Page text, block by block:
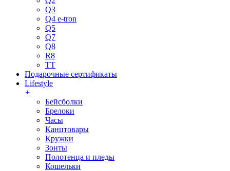
Q3
Q4 e-tron
Q5
Q7
Q8
R8
TT
Подарочные сертификаты
Lifestyle
+
Бейсболки
Брелоки
Часы
Канцтовары
Кружки
Зонты
Полотенца и пледы
Кошельки